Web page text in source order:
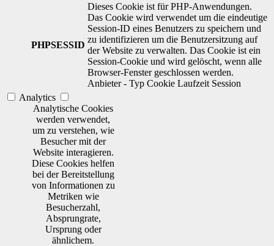
PHPSESSID
Dieses Cookie ist für PHP-Anwendungen.
Das Cookie wird verwendet um die eindeutige
Session-ID eines Benutzers zu speichern und
zu identifizieren um die Benutzersitzung auf
der Website zu verwalten. Das Cookie ist ein
Session-Cookie und wird gelöscht, wenn alle
Browser-Fenster geschlossen werden.
Anbieter - Typ Cookie Laufzeit Session
Analytics
Analytische Cookies
werden verwendet,
um zu verstehen, wie
Besucher mit der
Website interagieren.
Diese Cookies helfen
bei der Bereitstellung
von Informationen zu
Metriken wie
Besucherzahl,
Absprungrate,
Ursprung oder
ähnlichem.